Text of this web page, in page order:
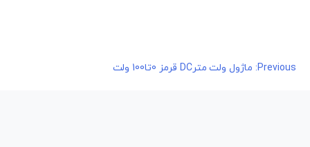
راهبری
Previous: ماژول ولت مترDC قرمز 0تا100 ولت